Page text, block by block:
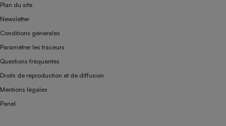
Plan du site
Newsletter
Conditions générales
Paramétrer les traceurs
Questions fréquentes
Droits de reproduction et de diffusion
Mentions légales
Panel